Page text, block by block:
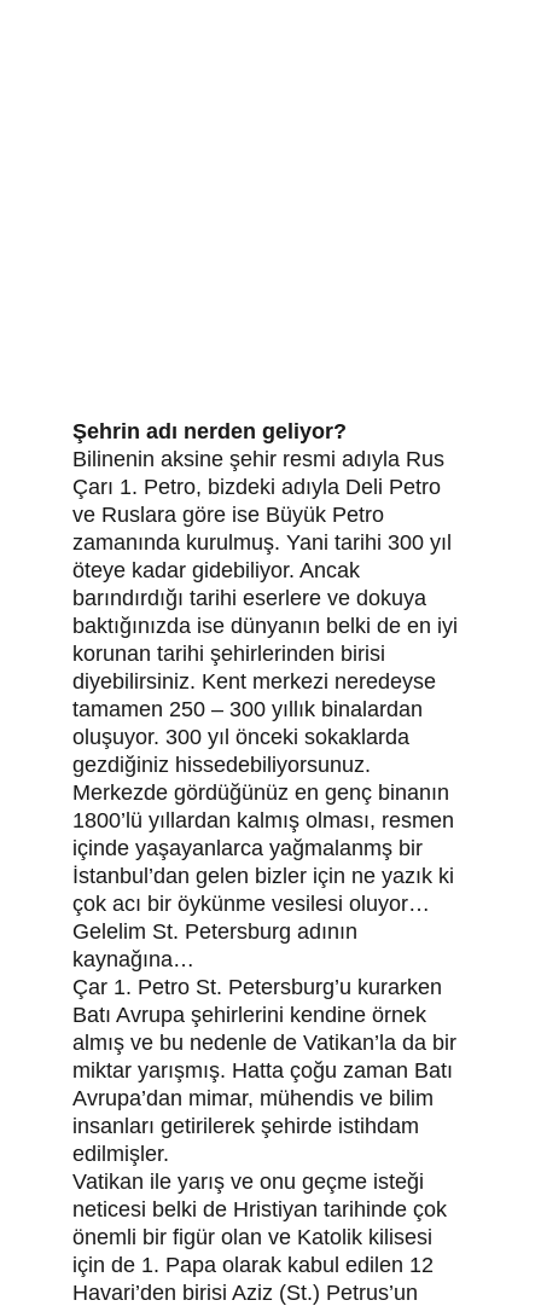
Şehrin adı nerden geliyor?
Bilinenin aksine şehir resmi adıyla Rus
Çarı 1. Petro, bizdeki adıyla Deli Petro
ve Ruslara göre ise Büyük Petro
zamanında kurulmuş. Yani tarihi 300 yıl
öteye kadar gidebiliyor. Ancak
barındırdığı tarihi eserlere ve dokuya
baktığınızda ise dünyanın belki de en iyi
korunan tarihi şehirlerinden birisi
diyebilirsiniz. Kent merkezi neredeyse
tamamen 250 – 300 yıllık binalardan
oluşuyor. 300 yıl önceki sokaklarda
gezdiğiniz hissedebiliyorsunuz.
Merkezde gördüğünüz en genç binanın
1800’lü yıllardan kalmış olması, resmen
içinde yaşayanlarca yağmalanmş bir
İstanbul’dan gelen bizler için ne yazık ki
çok acı bir öykünme vesilesi oluyor…
Gelelim St. Petersburg adının
kaynağına…
Çar 1. Petro St. Petersburg’u kurarken
Batı Avrupa şehirlerini kendine örnek
almış ve bu nedenle de Vatikan’la da bir
miktar yarışmış. Hatta çoğu zaman Batı
Avrupa’dan mimar, mühendis ve bilim
insanları getirilerek şehirde istihdam
edilmişler.
Vatikan ile yarış ve onu geçme isteği
neticesi belki de Hristiyan tarihinde çok
önemli bir figür olan ve Katolik kilisesi
için de 1. Papa olarak kabul edilen 12
Havari’den birisi Aziz (St.) Petrus’un